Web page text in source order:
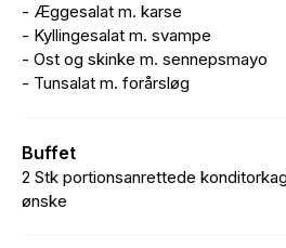
- Æggesalat m. karse
- Kyllingesalat m. svampe
- Ost og skinke m. sennepsmayo
- Tunsalat m. forårsløg
Buffet
2 Stk portionsanrettede
ønske